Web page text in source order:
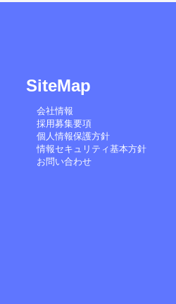
SiteMap
会社情報
採用募集要項
個人情報保護方針
情報セキュリティ基本方針
お問い合わせ